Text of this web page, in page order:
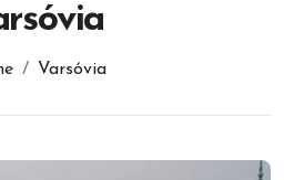
Varsóvia